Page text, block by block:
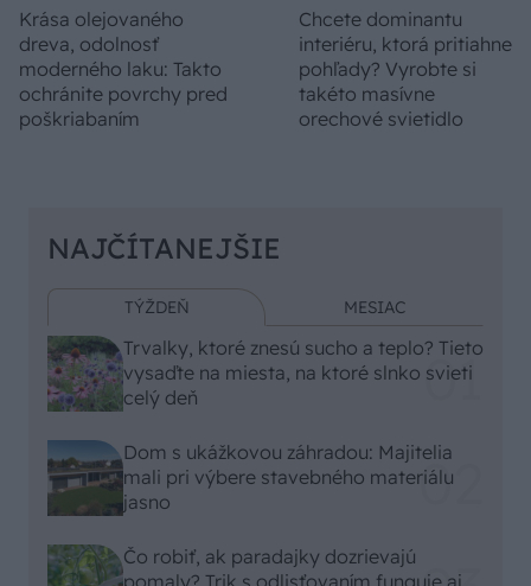
Krása olejovaného
dreva, odolnosť
moderného laku: Takto
ochránite povrchy pred
poškriabaním
Chcete dominantu
interiéru, ktorá pritiahne
pohľady? Vyrobte si
takéto masívne
orechové svietidlo
NAJČÍTANEJŠIE
TÝŽDEŇ MESIAC
Trvalky, ktoré znesú sucho a teplo? Tieto
vysaďte na miesta, na ktoré slnko svieti
celý deň
Dom s ukážkovou záhradou: Majitelia
mali pri výbere stavebného materiálu
jasno
Čo robiť, ak paradajky dozrievajú